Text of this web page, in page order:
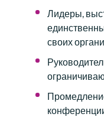
Лидеры,
своих